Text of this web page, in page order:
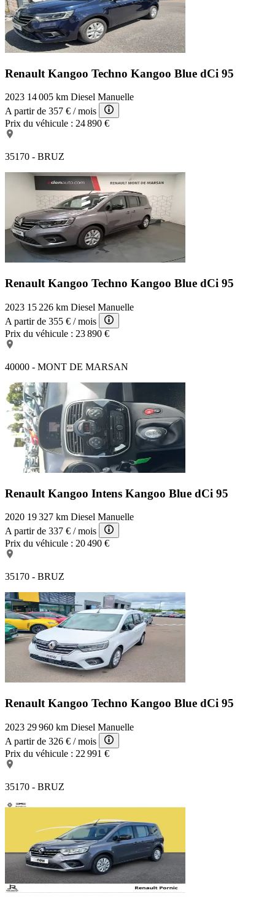
Renault Kangoo Techno Kangoo Blue dCi 95
2023 14 005 km Diesel Manuelle
A partir de 357 € / mois
Prix du véhicule : 24 890 €
35170 - BRUZ
Renault Kangoo Techno Kangoo Blue dCi 95
2023 15 226 km Diesel Manuelle
A partir de 355 € / mois
Prix du véhicule : 23 890 €
40000 - MONT DE MARSAN
Renault Kangoo Intens Kangoo Blue dCi 95
2020 19 327 km Diesel Manuelle
A partir de 337 € / mois
Prix du véhicule : 20 490 €
35170 - BRUZ
Renault Kangoo Techno Kangoo Blue dCi 95
2023 29 960 km Diesel Manuelle
A partir de 326 € / mois
Prix du véhicule : 22 991 €
35170 - BRUZ